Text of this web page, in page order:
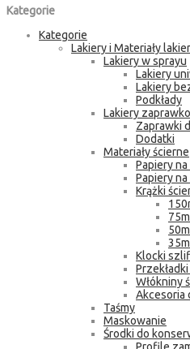
Kategorie
Kategorie
Lakiery i Materiały
Lakiery w sprayu
Lakiery
Lakiery
Podkłady
Lakiery
Zaprawki
Dodatki
Materiały ścierne
Papiery
Papiery
Krążki
Klocki
Włókniny
Akcesoria
Taśmy
Maskowanie
Środki do